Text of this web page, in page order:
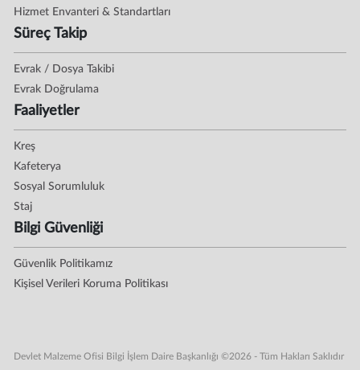
Hizmet Envanteri & Standartları
Süreç Takip
Evrak / Dosya Takibi
Evrak Doğrulama
Faaliyetler
Kreş
Kafeterya
Sosyal Sorumluluk
Staj
Bilgi Güvenliği
Güvenlik Politikamız
Kişisel Verileri Koruma Politikası
Devlet Malzeme Ofisi Bilgi İşlem Daire Başkanlığı ©2026 - Tüm Hakları Saklıdır